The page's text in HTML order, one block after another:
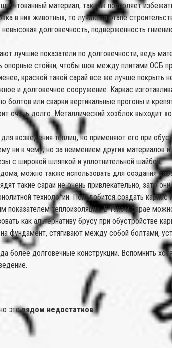
материал, так как позволяет
в них животных, то лучше на этапе
долговечность, подверженность
лучшие показатели по долговечности, ведь
опорные стойки, чтобы шов между плитами ОСБ
краской такой сарай все же лучше покрыть
и долговечное сооружение. Каркас
или сварки вертикальные прогоны и
очень долго. Металлический хозблок
возведения теплиц, но применяют его при
ни к чему, но за неимением других
с широкой шляпкой и уплотнительной шайбой;
можно также использовать для создания
такие сараи не очень привлекательно, зато
технологии. Понадобится создать
показателем теплоизоляции. В таком сарае
как альтернативу брусу при обустройстве
фундамент, стягивают между собой болтами,
более долговечные конструкции. Вспомнить
эторядом недостатков: